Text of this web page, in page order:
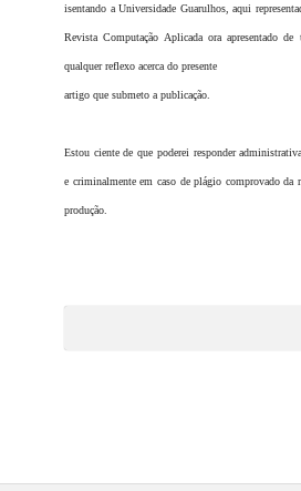
isentando a Universidade Guarulhos, aqui
Revista Computação Aplicada ora apresentado de
qualquer reflexo acerca do presente
artigo que submeto a publicação.
Estou ciente de que poderei responder
e criminalmente em caso de plágio comprovado da
produção.